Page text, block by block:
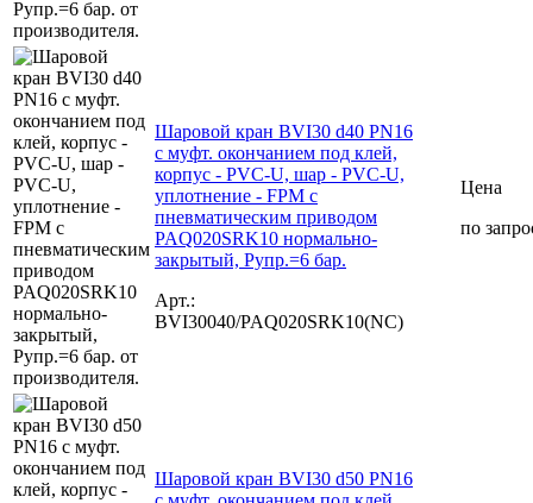
Шаровой кран BVI30 d40 PN16
с муфт. окончанием под клей,
корпус - PVC-U, шар - PVC-U,
уплотнение - FPM с
пневматическим приводом
PAQ020SRK10 нормально-
закрытый, Рупр.=6 бар.
Арт.:
BVI30040/PAQ020SRK10(NC)
Цена
по
Шаровой кран BVI30 d50 PN16